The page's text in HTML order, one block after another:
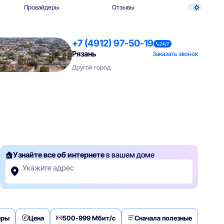
Провайдеры Отзывы
+7 (4912) 97-50-19 24/7
Рязань
Заказать звонок
Другой город
Узнайте все об интернетев вашем доме
Укажите адрес
Цена 500-999 Мбит/с Сначала полезные